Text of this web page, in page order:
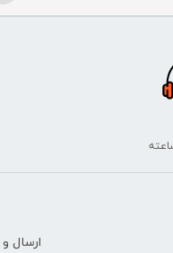
ارسال